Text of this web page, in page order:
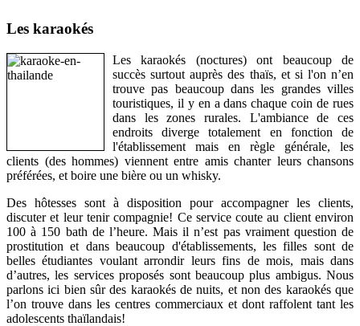
Les karaokés
Les karaokés (noctures) ont beaucoup de
succès surtout auprès des thaïs, et si l'on n’en
trouve pas beaucoup dans les grandes villes
touristiques, il y en a dans chaque coin de rues
dans les zones rurales. L'ambiance de ces
endroits diverge totalement en fonction de
l'établissement mais en règle générale, les
clients (des hommes) viennent entre amis chanter leurs chansons
préférées, et boire une bière ou un whisky.
Des hôtesses sont à disposition pour accompagner les clients,
discuter et leur tenir compagnie! Ce service coute au client environ
100 à 150 bath de l’heure. Mais il n’est pas vraiment question de
prostitution et dans beaucoup d'établissements, les filles sont de
belles étudiantes voulant arrondir leurs fins de mois, mais dans
d’autres, les services proposés sont beaucoup plus ambigus. Nous
parlons ici bien sûr des karaokés de nuits, et non des karaokés que
l’on trouve dans les centres commerciaux et dont raffolent tant les
adolescents thaïlandais!